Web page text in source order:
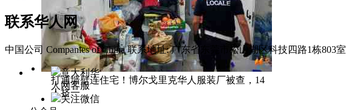
打通墙壁连住宅！博尔戈里克华人服装厂被查，14
人挤一
联系华人网
中国公司 Companies of China 联系地址: 广东省东莞市松山湖区科技四路1栋803室
意大利华
人网客服
关注微信